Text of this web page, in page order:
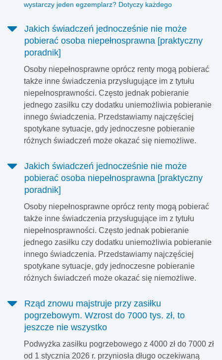
wystarczy jeden egzemplarz? Dotyczy każdego
Jakich świadczeń jednocześnie nie może
pobierać osoba niepełnosprawna [praktyczny
poradnik]
Osoby niepełnosprawne oprócz renty mogą pobierać
także inne świadczenia przysługujące im z tytułu
niepełnosprawności. Często jednak pobieranie
jednego zasiłku czy dodatku uniemożliwia pobieranie
innego świadczenia. Przedstawiamy najczęściej
spotykane sytuacje, gdy jednoczesne pobieranie
różnych świadczeń może okazać się niemożliwe.
Jakich świadczeń jednocześnie nie może
pobierać osoba niepełnosprawna [praktyczny
poradnik]
Osoby niepełnosprawne oprócz renty mogą pobierać
także inne świadczenia przysługujące im z tytułu
niepełnosprawności. Często jednak pobieranie
jednego zasiłku czy dodatku uniemożliwia pobieranie
innego świadczenia. Przedstawiamy najczęściej
spotykane sytuacje, gdy jednoczesne pobieranie
różnych świadczeń może okazać się niemożliwe.
Rząd znowu majstruje przy zasiłku
pogrzebowym. Wzrost do 7000 tys. zł, to
jeszcze nie wszystko
Podwyżka zasiłku pogrzebowego z 4000 zł do 7000 zł
od 1 stycznia 2026 r. przyniosła długo oczekiwaną